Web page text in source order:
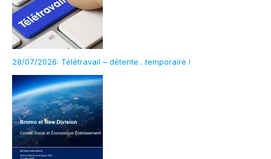
28/07/2026: Télétravail – détente…temporaire !